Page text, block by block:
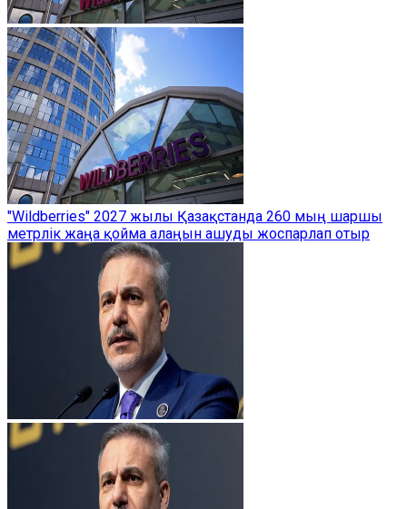
"Wildberries" 2027 жылы Қазақстанда 260 мың шаршы
метрлік жаңа қойма алаңын ашуды жоспарлап отыр